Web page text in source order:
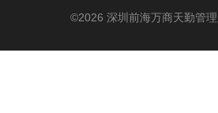
©2026 深圳前海万商天勤管